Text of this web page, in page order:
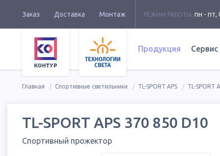
Заказ Доставка Монтаж РЕЖИМ РАБОТЫ: пн - пт,
Продукция Сервис
Главная Спортивные светильники TL-SPORT APS TL-SPORT
TL-SPORT APS 370 850 D10
Спортивный прожектор